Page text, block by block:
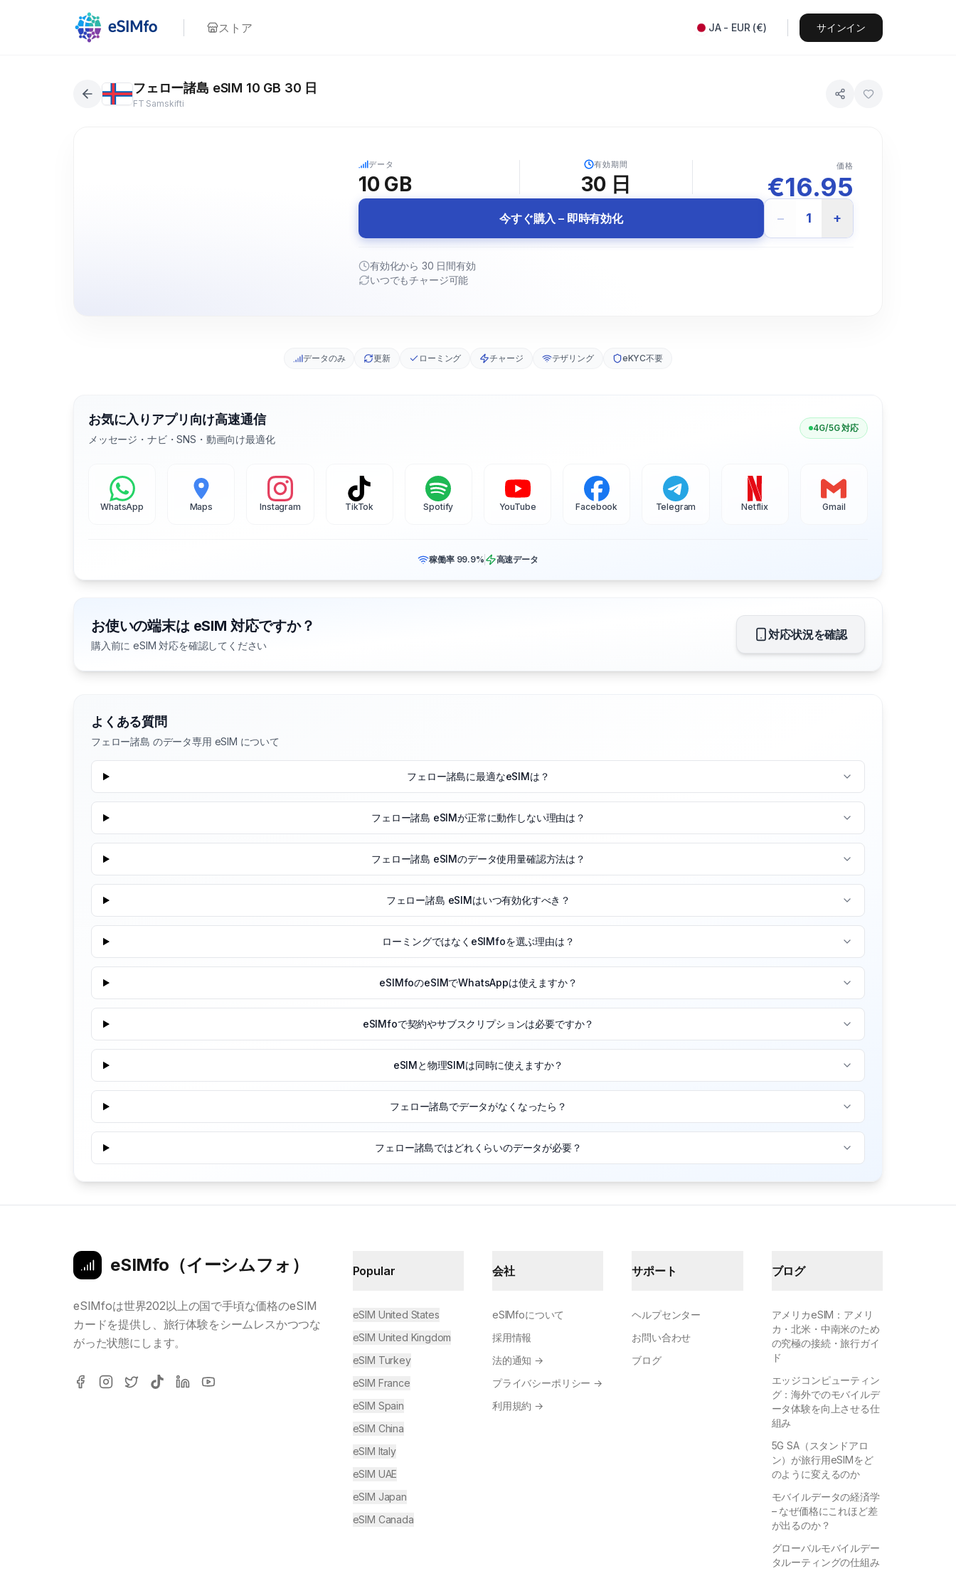
ストア JA- EUR (€) サインイン
フェロー諸島 eSIM 10 GB 30 日
FT Samskifti
データ
10 GB
有効期間
30 日
価格
€16.95
今すぐ購入 – 即時有効化 − 1 +
有効化から 30 日間有効
いつでもチャージ可能
データのみ 更新 ローミング チャージ テザリング eKYC不要
お気に入りアプリ向け高速通信
メッセージ・ナビ・SNS・動画向け最適化
4G/5G 対応
WhatsApp Maps Instagram TikTok Spotify YouTube Facebook Telegram Netflix Gmail
稼働率 99.9% 高速データ
お使いの端末は eSIM 対応ですか？
購入前に eSIM 対応を確認してください
対応状況を確認
よくある質問
フェロー諸島 のデータ専用 eSIM について
フェロー諸島に最適なeSIMは？
フェロー諸島 eSIMが正常に動作しない理由は？
フェロー諸島 eSIMのデータ使用量確認方法は？
フェロー諸島 eSIMはいつ有効化すべき？
ローミングではなくeSIMfoを選ぶ理由は？
eSIMfoのeSIMでWhatsAppは使えますか？
eSIMfoで契約やサブスクリプションは必要ですか？
eSIMと物理SIMは同時に使えますか？
フェロー諸島でデータがなくなったら？
フェロー諸島ではどれくらいのデータが必要？
eSIMfo（イーシムフォ）
eSIMfoは世界202以上の国で手頃な価格のeSIM
カードを提供し、旅行体験をシームレスかつつな
がった状態にします。
Popular
eSIM United States
eSIM United Kingdom
eSIM Turkey
eSIM France
eSIM Spain
eSIM China
eSIM Italy
eSIM UAE
eSIM Japan
eSIM Canada
会社
eSIMfoについて
採用情報
法的通知 →
プライバシーポリシー →
利用規約 →
サポート
ヘルプセンター
お問い合わせ
ブログ
ブログ
アメリカeSIM：アメリ
カ・北米・中南米のため
の究極の接続・旅行ガイ
ド
エッジコンピューティン
グ：海外でのモバイルデ
ータ体験を向上させる仕
組み
5G SA（スタンドアロ
ン）が旅行用eSIMをど
のように変えるのか
モバイルデータの経済学
– なぜ価格にこれほど差
が出るのか？
グローバルモバイルデー
タルーティングの仕組み